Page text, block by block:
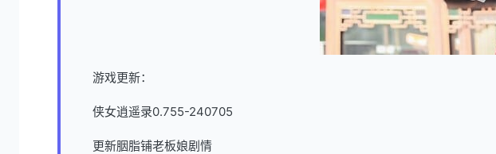
游戏更新：
侠女逍遥录0.755-240705
更新胭脂铺老板娘剧情